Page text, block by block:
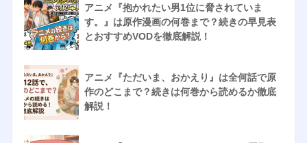
アニメ『抱かれたい男1位に脅されていま
す。』は原作漫画の何巻まで？続きの早見表
とおすすめVODを徹底解説！
アニメ『ただいま、おかえり』は全何話で原
作のどこまで？続きは何巻から読めるか徹底
解説！